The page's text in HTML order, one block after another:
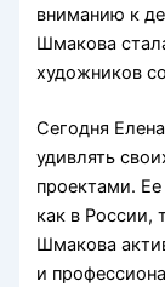
вниманию к
Шмакова
художников
Сегодня
удивлять
проектами.
как в России,
Шмакова
и